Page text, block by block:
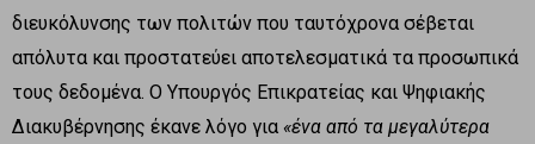
διευκόλυνσης των πολιτών που ταυτόχρονα σέβεται
απόλυτα και προστατεύει αποτελεσματικά τα προσωπικά
τους δεδομένα. Ο Υπουργός Επικρατείας και Ψηφιακής
Διακυβέρνησης έκανε λόγο για «ένα από τα μεγαλύτερα